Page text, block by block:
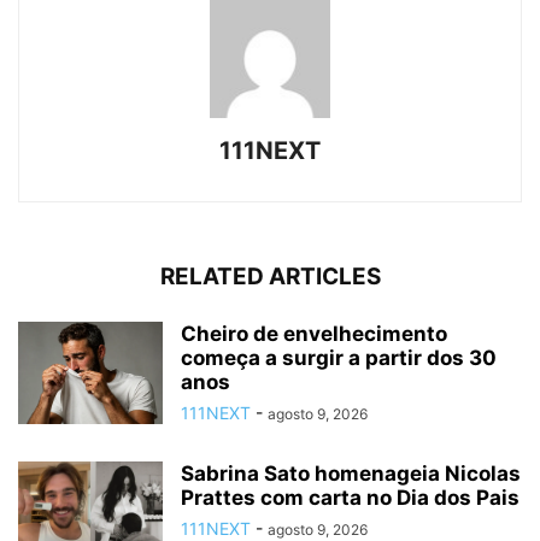
111NEXT
RELATED ARTICLES
Cheiro de envelhecimento
começa a surgir a partir dos 30
anos
111NEXT - agosto 9, 2026
Sabrina Sato homenageia Nicolas
Prattes com carta no Dia dos Pais
111NEXT - agosto 9, 2026